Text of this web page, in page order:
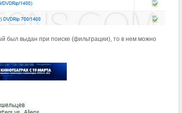
был выдан при поиске (фильтрации), то в нем можно